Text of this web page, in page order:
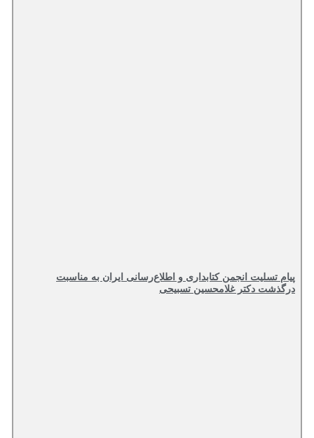
پیام تسلیت انجمن کتابداری و اطلاع‌رسانی ایران به مناسبت
درگذشت دکتر غلامحسین تسبیحی